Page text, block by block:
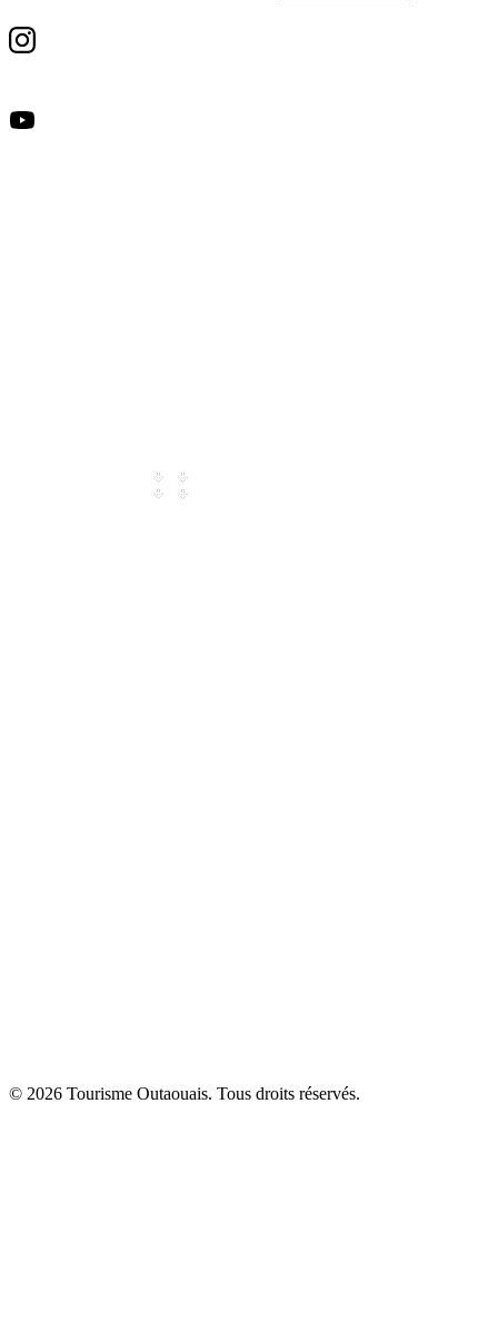
© 2026 Tourisme Outaouais. Tous droits réservés.